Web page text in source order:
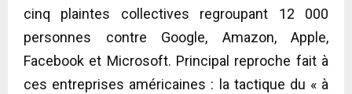
cinq plaintes collectives regroupant 12 000
personnes contre Google, Amazon, Apple,
Facebook et Microsoft. Principal reproche fait à
ces entreprises américaines : la tactique du « à